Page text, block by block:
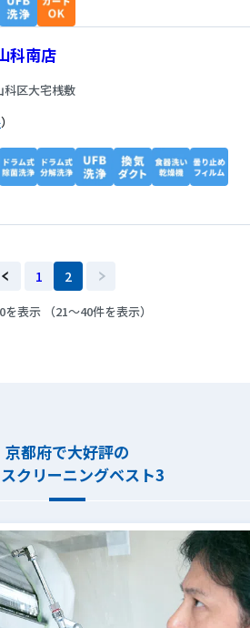
科南店
科区大宅桟敷
1 2
を表示 （21～40件を表示）
京都府で大好評の
クリーニングベスト3